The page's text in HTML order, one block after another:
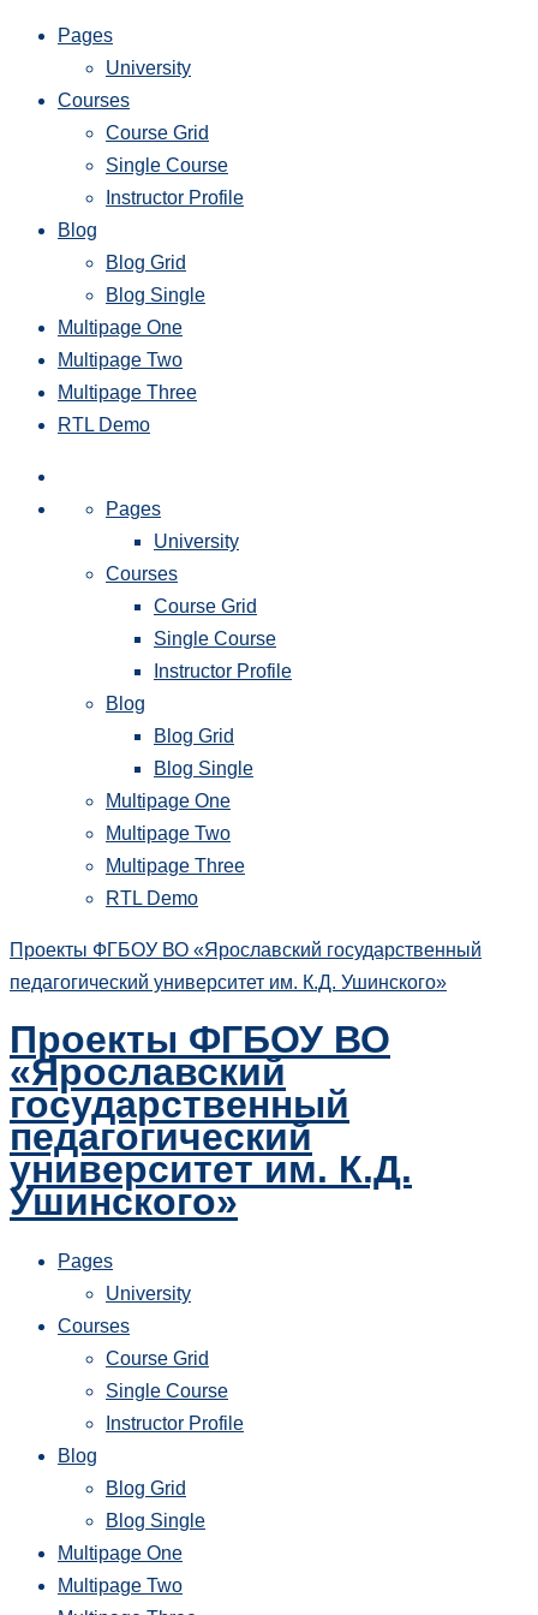
Pages
University
Courses
Course Grid
Single Course
Instructor Profile
Blog
Blog Grid
Blog Single
Multipage One
Multipage Two
Multipage Three
RTL Demo
Pages
University
Courses
Course Grid
Single Course
Instructor Profile
Blog
Blog Grid
Blog Single
Multipage One
Multipage Two
Multipage Three
RTL Demo
Проекты ФГБОУ ВО «Ярославский государственный
педагогический университет им. К.Д. Ушинского»
Проекты ФГБОУ ВО
«Ярославский
государственный
педагогический
университет им. К.Д.
Ушинского»
Pages
University
Courses
Course Grid
Single Course
Instructor Profile
Blog
Blog Grid
Blog Single
Multipage One
Multipage Two